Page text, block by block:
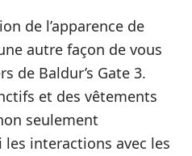
de l’apparence de
autre façon de vous
de Baldur’s Gate 3.
et des vêtements
seulement
les interactions avec les